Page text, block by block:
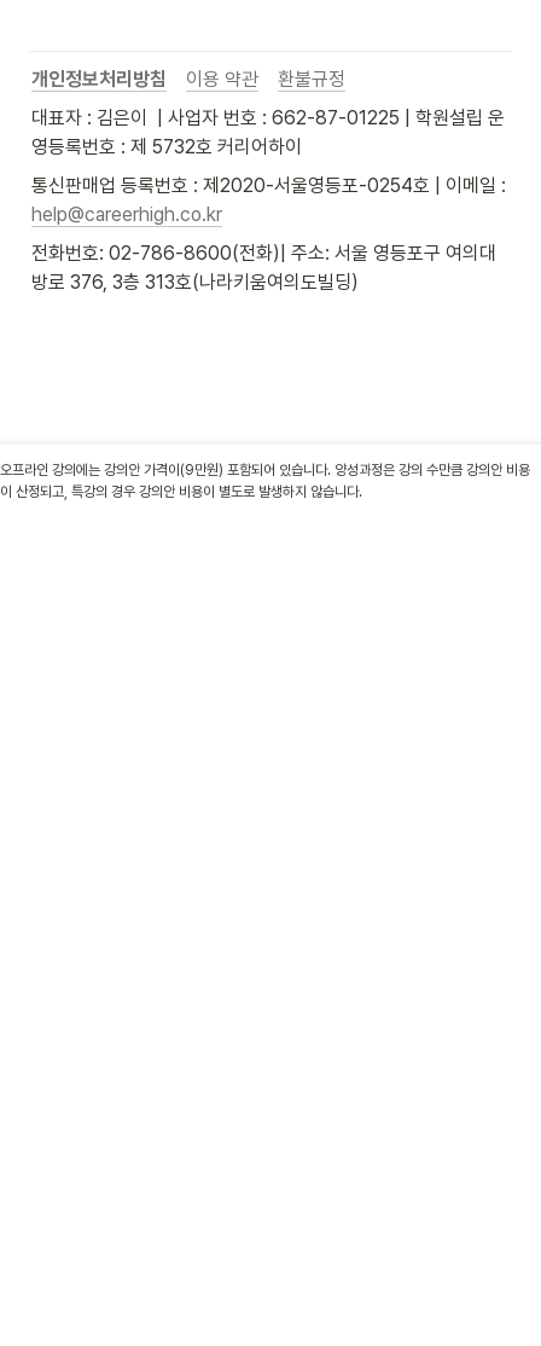
개인정보처리방침 이용 약관
환불규정
대표자 : 김은이  | 사업자 번호 : 662-87-01225 | 학원설립 운
영등록번호 : 제 5732호 커리어하이
help@careerhigh.co.kr
전화번호: 02-786-8600(전화)| 주소: 서울 영등포구 여의대
방로 376, 3층 313호(나라키움여의도빌딩)
오프라인 강의에는 강의안 가격이(9만원) 포함되어 있습니다. 양성과정은 강의 수만큼 강의안 비용
이 산정되고, 특강의 경우 강의안 비용이 별도로 발생하지 않습니다.